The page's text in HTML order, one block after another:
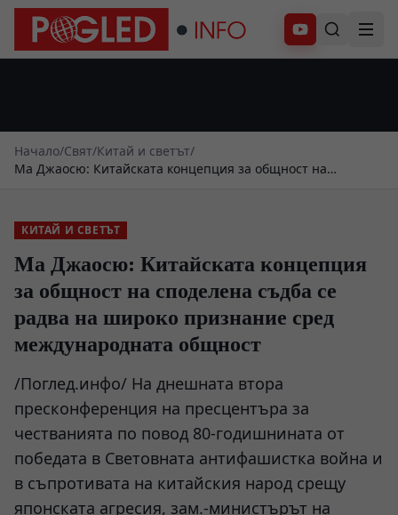
Абонирай се
Начало/Свят/Китай и светът/
Ма Джаосю: Китайската концепция за общност на
КИТАЙ И СВЕТЪТ
Ма Джаосю: Китайската концепция
за общност на споделена съдба се
радва на широко признание сред
международната общност
/Поглед.инфо/ На днешната втора
пресконференция на пресцентъра за
честванията по повод 80-годишнината от
победата в Световната антифашистка война и
в съпротивата на китайския народ срещу
японската агресия, зам.-министърът на